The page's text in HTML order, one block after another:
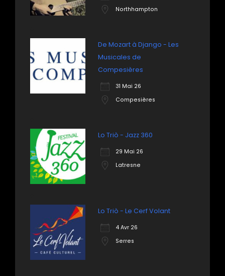
Northhampton
De Mozart à Django - Les
Musicales de
Compesières
31 Mai 26
Compesières
Lo Triò - Jazz 360
29 Mai 26
Latresne
Lo Triò - Le Cerf Volant
4 Avr 26
Serres